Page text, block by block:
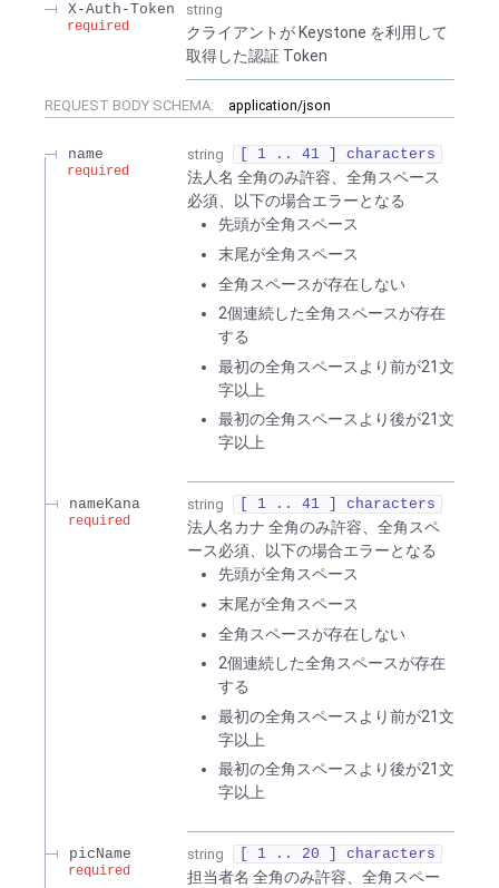
X-Auth-Token
required
string
クライアントが Keystone を利用して
取得した認証 Token
REQUEST BODY SCHEMA: application/json
name
required
string [ 1 .. 41 ] characters
法人名 全角のみ許容、全角スペース
必須、以下の場合エラーとなる
先頭が全角スペース
末尾が全角スペース
全角スペースが存在しない
2個連続した全角スペースが存在
する
最初の全角スペースより前が21文
字以上
最初の全角スペースより後が21文
字以上
nameKana
required
string [ 1 .. 41 ] characters
法人名カナ 全角のみ許容、全角スペ
ース必須、以下の場合エラーとなる
先頭が全角スペース
末尾が全角スペース
全角スペースが存在しない
2個連続した全角スペースが存在
する
最初の全角スペースより前が21文
字以上
最初の全角スペースより後が21文
字以上
picName
required
string [ 1 .. 20 ] characters
担当者名 全角のみ許容、全角スペー